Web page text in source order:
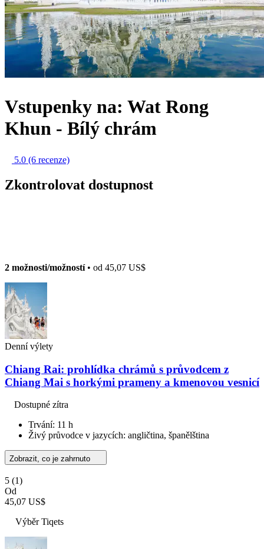
Vstupenky na: Wat Rong
Khun - Bílý chrám
5.0 (6 recenze)
Zkontrolovat dostupnost
2 možnosti/možností• od 45,07 US$
Denní výlety
Chiang Rai: prohlídka chrámů s průvodcem z
Chiang Mai s horkými prameny a kmenovou vesnicí
Dostupné zítra
Trvání: 11 h
Živý průvodce v jazycích: angličtina, španělština
Zobrazit, co je zahrnuto
5 (1)
Od
45,07 US$
Výběr Tiqets